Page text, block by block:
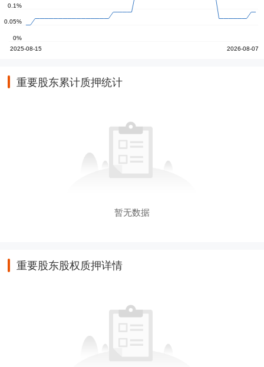
重要股东累计质押统计
暂无数据
重要股东股权质押详情